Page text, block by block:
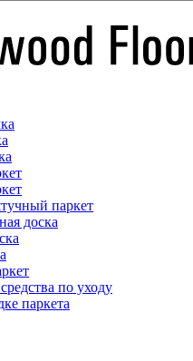
паркет
доска
по уходу
паркета